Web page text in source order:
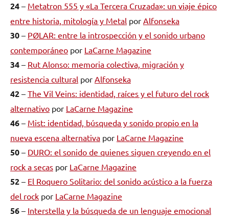
24 – Metatron 555 y «La Tercera Cruzada»: un viaje épico
entre historia, mitología y Metal por Alfonseka
30 – PØLAR: entre la introspección y el sonido urbano
contemporáneo por LaCarne Magazine
34 – Rut Alonso: memoria colectiva, migración y
resistencia cultural por Alfonseka
42 – The Vil Veins: identidad, raíces y el futuro del rock
alternativo por LaCarne Magazine
46 – Mist: identidad, búsqueda y sonido propio en la
nueva escena alternativa por LaCarne Magazine
50 – DURO: el sonido de quienes siguen creyendo en el
rock a secas por LaCarne Magazine
52 – El Roquero Solitario: del sonido acústico a la fuerza
del rock por LaCarne Magazine
56 – Interstella y la búsqueda de un lenguaje emocional